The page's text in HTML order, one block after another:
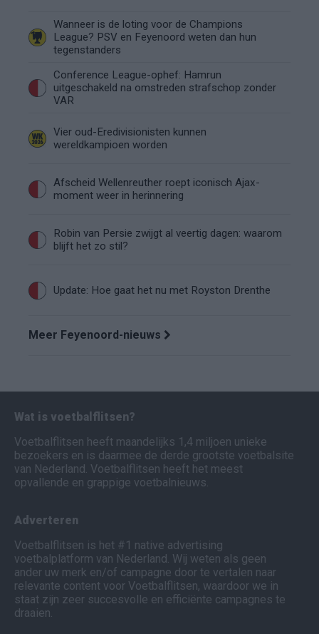
Wanneer is de loting voor de Champions
League? PSV en Feyenoord weten dan hun
tegenstanders
Conference League-ophef: Hamrun
uitgeschakeld na omstreden strafschop zonder
VAR
Vier oud-Eredivisionisten kunnen
wereldkampioen worden
Afscheid Wellenreuther roept iconisch Ajax-
moment weer in herinnering
Robin van Persie zwijgt al veertig dagen: waarom
blijft het zo stil?
Update: Hoe gaat het nu met Royston Drenthe
Meer Feyenoord-nieuws
Wat is voetbalflitsen?
Voetbalflitsen heeft maandelijks 1,4 miljoen unieke
bezoekers en is daarmee de derde grootste voetbalsite
van Nederland. Voetbalflitsen heeft het meest
opvallende en grappige voetbalnieuws.
Adverteren
Voetbalflitsen is het #1 native advertising
voetbalplatform van Nederland. Wij weten als geen
ander uw merk en/of campagne door te vertalen naar
relevante content voor Voetbalflitsen, waardoor we in
staat zijn zeer succesvolle en efficiënte campagnes te
draaien.